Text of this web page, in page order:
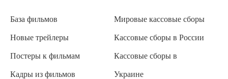
База фильмов
Новые трейлеры
Постеры к фильмам
Кадры из фильмов
Мировые кассовые сборы
Кассовые сборы в России
Кассовые сборы в
Украине